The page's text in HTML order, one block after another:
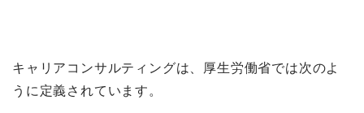
キャリアコンサルティングは、厚生労働省では次のよ
うに定義されています。